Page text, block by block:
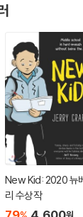
New Kid: 2020 뉴
리 수상작